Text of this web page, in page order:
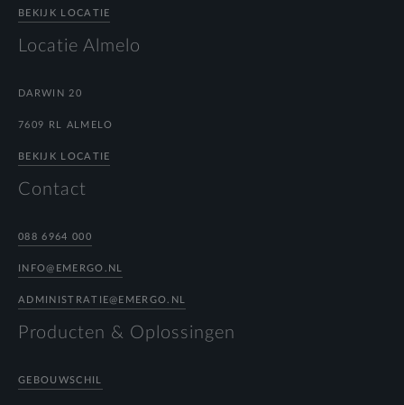
BEKIJK LOCATIE
Locatie Almelo
DARWIN 20
7609 RL ALMELO
BEKIJK LOCATIE
Contact
088 6964 000
INFO@EMERGO.NL
ADMINISTRATIE@EMERGO.NL
Producten & Oplossingen
GEBOUWSCHIL